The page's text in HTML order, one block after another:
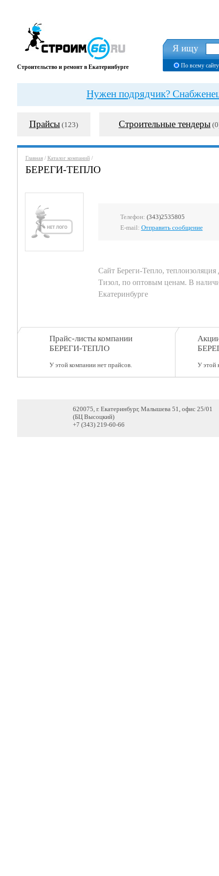
Строительство и ремонт в Екатеринбурге
Я ищу
По всему сайту
Нужен подрядчик?
Прайсы (123) Строительные тендеры
Главная/ Каталог компаний/
БЕРЕГИ-ТЕПЛО
Телефон: (343)2535805
E-mail: Отправить сообщение
Сайт Береги-Тепло,
Тизол, по оптовым ценам. В
Екатеринбурге
Прайс-листы компании
БЕРЕГИ-ТЕПЛО
У этой компании нет прайсов. У этой
620075, г. Екатеринбург, Малышева 51, офис 25/01
(БЦ Высоцкий)
+7 (343) 219-60-66